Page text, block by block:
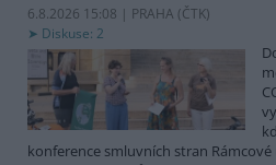
6.8.2026 15:08 | PRAHA (ČTK)
Diskuse: 2
konference smluvních stran